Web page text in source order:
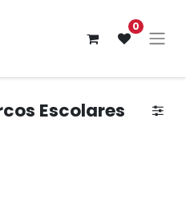
0
Escolares